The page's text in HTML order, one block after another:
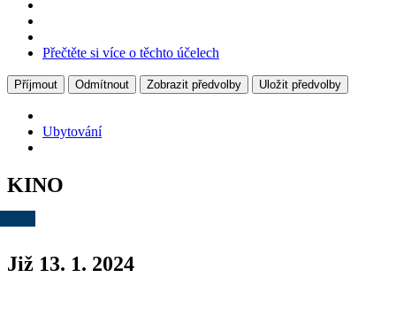
Přečtěte si více o těchto účelech
Příjmout Odmítnout Zobrazit předvolby Uložit předvolby
Ubytování
KINO
Již 13. 1. 2024